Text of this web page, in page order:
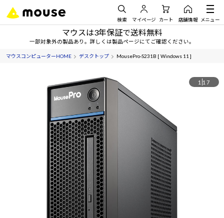
検索 マイページ カート 店舗情報 メニュー
マウスは3年保証で送料無料
一部対象外の製品あり。詳しくは製品ページにてご確認ください。
マウスコンピューターHOME デスクトップ MousePro-S231B [ Windows 11 ]
1 17